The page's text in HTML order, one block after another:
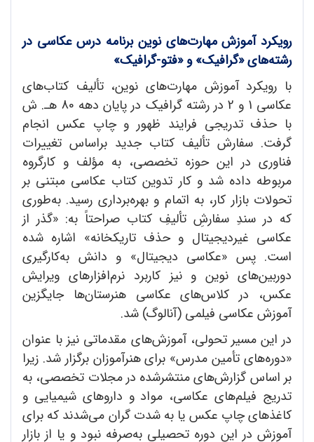
رویکرد آموزش مهارتهای نوین برنامه درس عکاسی در
رشتههای «گرافیک» و «فتو-گرافیک»
با رویکرد آموزش مهارت‌های نوین، تألیف کتاب‌های
عکاسی 1 و 2 در رشته گرافیک در پایان دهه 80 هـ. ش
با حذف تدریجی فرایند ظهور و چاپ عکس انجام
گرفت. سفارش تألیف کتاب جدید براساس تغییرات
فناوری در این حوزه تخصصی، به مؤلف و کارگروه
مربوطه داده شد و کار تدوین کتاب عکاسی مبتنی بر
تحولات بازار کار، به اتمام و بهره‌برداری رسید. به‌طوری
که در سندِ سفارشِ تألیفِ کتاب صراحتاً به: «گذر از
عکاسی غیردیجیتال و حذف تاریکخانه» اشاره شده
است. پس «عکاسی دیجیتال» و دانش به‌کارگیری
دوربین‌های نوین و نیز کاربرد نرم‌افزارهای ویرایش
عکس، در کلاس‌های عکاسی هنرستان‌ها جایگزین
آموزش عکاسی فیلمی (آنالوگ) شد.
در این مسیر تحولی، آموزش‌های مقدماتی نیز با عنوان
«دوره‌های تأمین مدرس» برای هنرآموزان برگزار شد. زیرا
بر اساس گزارش‌های منتشرشده در مجلات تخصصی، به
تدریج فیلم‌های عکاسی، مواد و داروهای شیمیایی و
کاغذهای چاپ عکس یا به شدت گران می‌شدند که برای
آموزش در این دوره تحصیلی به‌صرفه نبود و یا از بازار